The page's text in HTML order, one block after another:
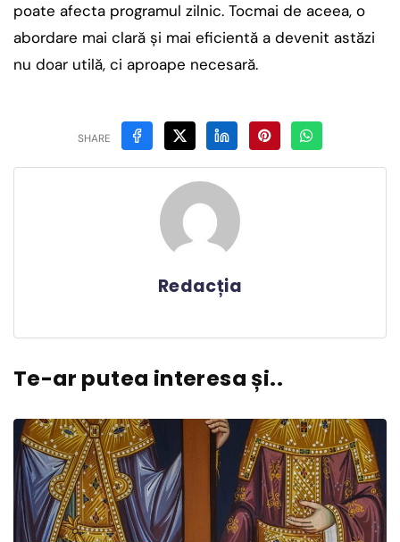
poate afecta programul zilnic. Tocmai de aceea, o
abordare mai clară și mai eficientă a devenit astăzi
nu doar utilă, ci aproape necesară.
SHARE
Redacția
Te-ar putea interesa și..